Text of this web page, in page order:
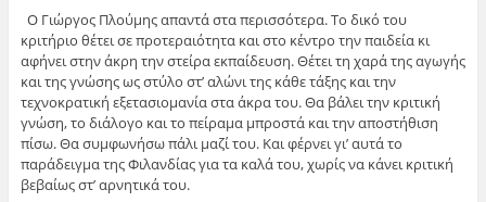
Ο Γιώργος Πλούμης απαντά στα περισσότερα. Το δικό του
κριτήριο θέτει σε προτεραιότητα και στο κέντρο την παιδεία κι
αφήνει στην άκρη την στείρα εκπαίδευση. Θέτει τη χαρά της αγωγής
και της γνώσης ως στύλο στ’ αλώνι της κάθε τάξης και την
τεχνοκρατική εξετασιομανία στα άκρα του. Θα βάλει την κριτική
γνώση, το διάλογο και το πείραμα μπροστά και την αποστήθιση
πίσω. Θα συμφωνήσω πάλι μαζί του. Και φέρνει γι’ αυτά το
παράδειγμα της Φιλανδίας για τα καλά του, χωρίς να κάνει κριτική
βεβαίως στ’ αρνητικά του.